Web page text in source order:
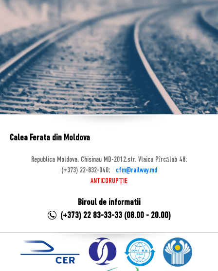
Calea Ferata din Moldova
Republica Moldova, Chisinau MD-2012,str. Vlaicu Pîrcălab 48;
(+373) 22-832-040;
cfm@railway.md
ANTICORUPȚIE
Biroul de informatii
(+373) 22 83-33-33 (08.00 - 20.00)